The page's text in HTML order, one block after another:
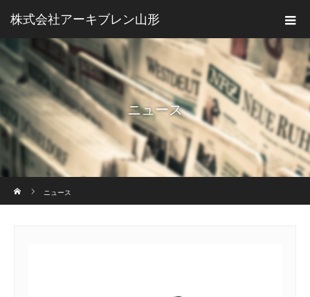
株式会社アーキブレン山形
ニュース
ニュース